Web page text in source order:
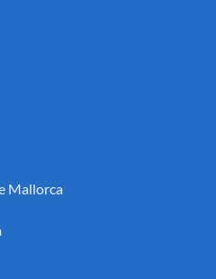
Mallorca